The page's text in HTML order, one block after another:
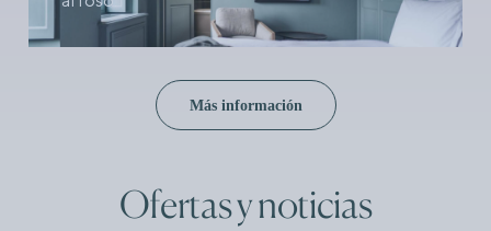
Más información
Ofertas y noticias